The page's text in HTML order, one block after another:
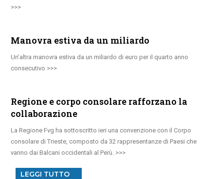
Manovra estiva da un miliardo
Un’altra manovra estiva da un miliardo di euro per il quarto anno
consecutivo
Regione e corpo consolare rafforzano la
collaborazione
La Regione Fvg ha sottoscritto ieri una convenzione con il Corpo
consolare di Trieste, composto da 32 rappresentanze di Paesi che
vanno dai Balcani occidentali al Perù.
LEGGI TUTTO